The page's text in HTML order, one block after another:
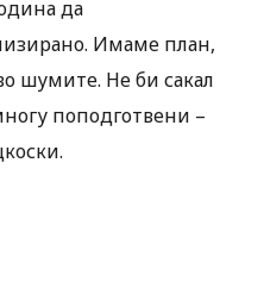
да
Имаме план,
шумите. Не би сакал
поподготвени –